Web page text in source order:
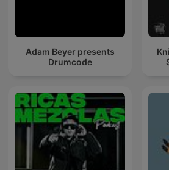
Adam Beyer presents
Drumcode